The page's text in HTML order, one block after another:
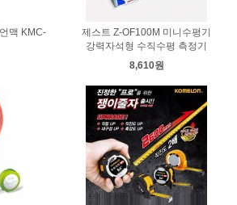
맥 KMC-
제스트 Z-OF100M 미니수평기
강력자석형 수직수평 측정기
8,610원